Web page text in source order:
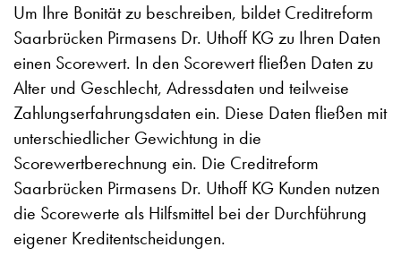
Um Ihre Bonität zu beschreiben, bildet Creditreform
Saarbrücken Pirmasens Dr. Uthoff KG zu Ihren Daten
einen Scorewert. In den Scorewert fließen Daten zu
Alter und Geschlecht, Adressdaten und teilweise
Zahlungserfahrungsdaten ein. Diese Daten fließen mit
unterschiedlicher Gewichtung in die
Scorewertberechnung ein. Die Creditreform
Saarbrücken Pirmasens Dr. Uthoff KG Kunden nutzen
die Scorewerte als Hilfsmittel bei der Durchführung
eigener Kreditentscheidungen.